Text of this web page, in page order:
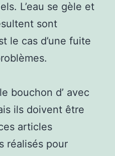
L’eau se gèle et
sont
le cas d’une fuite
bouchon d’ avec
ils doivent être
articles
réalisés pour